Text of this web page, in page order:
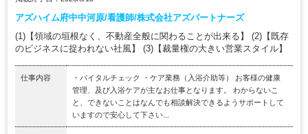
アズハイム府中中河原/看護師/株式会社アズパートナーズ
(1)【領域の垣根なく、不動産全般に関わることが出来る】 (2)【既存
のビジネスに捉われない社風】 (3)【裁量権の大きい営業スタイル】
仕事内容
・バイタルチェック ・ケア業務（入浴介助等） お客様の健康
管理、及び入浴ケアが主なお仕事となります。 わからないこ
と、できないことはなんでも相談解決できるようサポートして
いますので安心して下さい...